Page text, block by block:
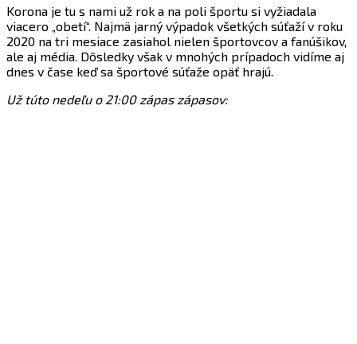
Korona je tu s nami už rok a na poli športu si vyžiadala
viacero „obetí“. Najmä jarný výpadok všetkých súťaží v roku
2020 na tri mesiace zasiahol nielen športovcov a fanúšikov,
ale aj média. Dôsledky však v mnohých prípadoch vidíme aj
dnes v čase keď sa športové súťaže opäť hrajú.
Už túto nedeľu o 21:00 zápas zápasov: